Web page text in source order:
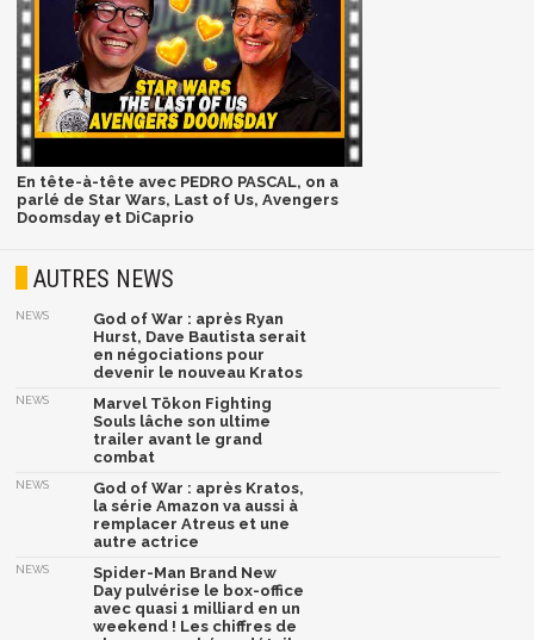
En tête-à-tête avec PEDRO PASCAL, on a
parlé de Star Wars, Last of Us, Avengers
Doomsday et DiCaprio
AUTRES NEWS
NEWS
God of War : après Ryan
Hurst, Dave Bautista serait
en négociations pour
devenir le nouveau Kratos
NEWS
Marvel Tōkon Fighting
Souls lâche son ultime
trailer avant le grand
combat
NEWS
God of War : après Kratos,
la série Amazon va aussi à
remplacer Atreus et une
autre actrice
NEWS
Spider-Man Brand New
Day pulvérise le box-office
avec quasi 1 milliard en un
weekend ! Les chiffres de